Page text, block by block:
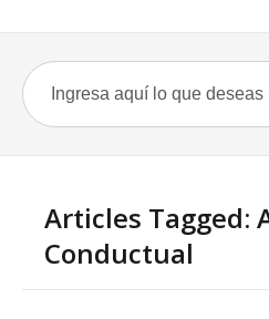
Articles Tagged:
Conductual